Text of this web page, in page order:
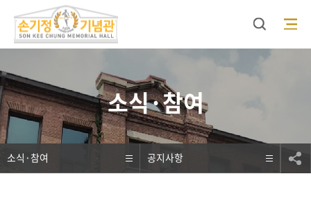
검색
모바일 메뉴 오픈
소식·참여
소식·참여 공지사항